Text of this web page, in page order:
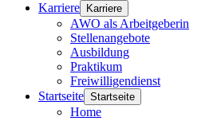
Karriere
Karriere
AWO als Arbeitgeberin
Stellenangebote
Ausbildung
Praktikum
Freiwilligendienst
Startseite Startseite
Home